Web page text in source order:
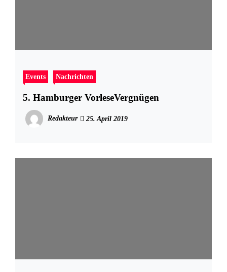
Events Nachrichten
5. Hamburger VorleseVergnügen
Redakteur 25. April 2019